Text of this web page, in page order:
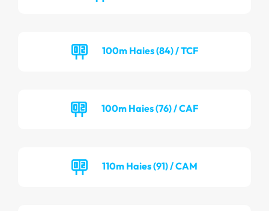
100m Haies (84) / TCF
100m Haies (76) / CAF
110m Haies (91) / CAM